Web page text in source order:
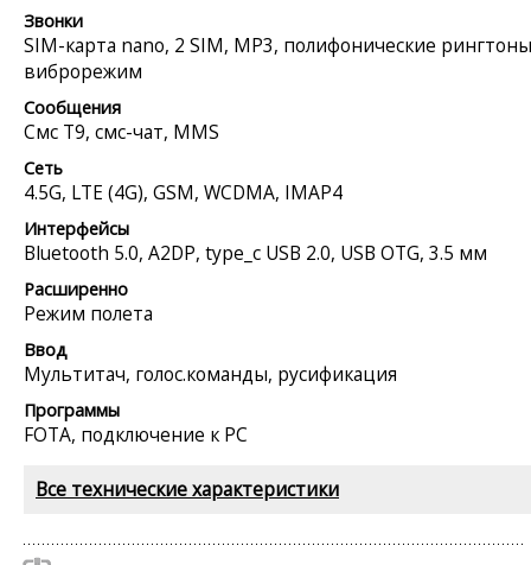
Звонки
SIM-карта nano, 2 SIM, MP3, полифонические
виброрежим
Сообщения
Смс Т9, смс-чат, MMS
Сеть
4.5G, LTE (4G), GSM, WCDMA, IMAP4
Интерфейсы
Bluetooth 5.0, A2DP, type_c USB 2.0, USB OTG, 3.5 мм
Расширенно
Режим полета
Ввод
Мультитач, голос.команды, русификация
Программы
FOTA, подключение к PC
Все технические характеристики